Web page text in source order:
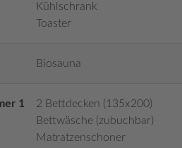
Kühlschrank
Toaster
Biosauna
1 2 Bettdecken (135x200)
Bettwäsche (zubuchbar)
Matratzenschoner